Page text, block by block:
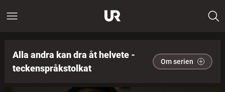
Alla andra kan dra åt helvete -
teckenspråkstolkat
Om serien